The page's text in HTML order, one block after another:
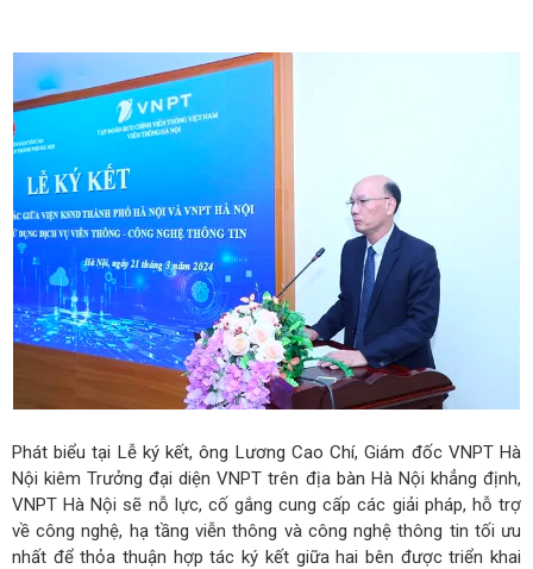
Phát biểu tại Lễ ký kết, ông Lương Cao Chí, Giám đốc VNPT Hà
Nội kiêm Trưởng đại diện VNPT trên địa bàn Hà Nội khẳng định,
VNPT Hà Nội sẽ nỗ lực, cố gắng cung cấp các giải pháp, hỗ trợ
về công nghệ, hạ tầng viễn thông và công nghệ thông tin tối ưu
nhất để thỏa thuận hợp tác ký kết giữa hai bên được triển khai